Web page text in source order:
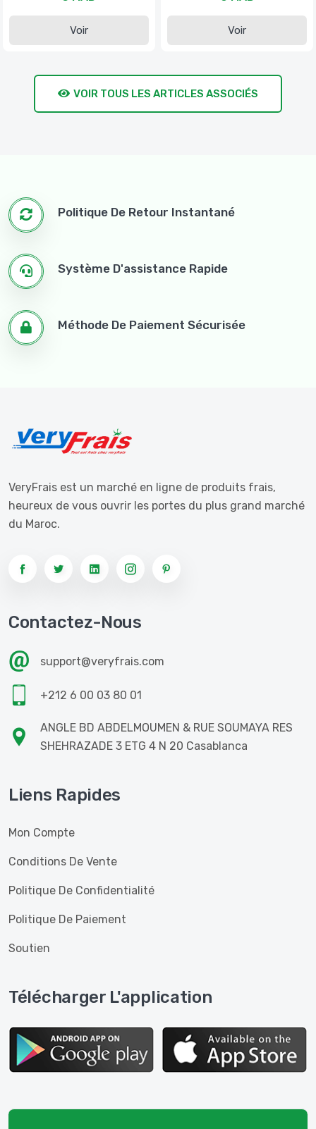
Voir Voir
VOIR TOUS LES ARTICLES ASSOCIÉS
Politique De Retour Instantané
Système D'assistance Rapide
Méthode De Paiement Sécurisée
VeryFrais est un marché en ligne de produits frais,
heureux de vous ouvrir les portes du plus grand marché
du Maroc.
Contactez-Nous
support@veryfrais.com
+212 6 00 03 80 01
ANGLE BD ABDELMOUMEN & RUE SOUMAYA RES
SHEHRAZADE 3 ETG 4 N 20 Casablanca
Liens Rapides
Mon Compte
Conditions De Vente
Politique De Confidentialité
Politique De Paiement
Soutien
Télécharger L'application